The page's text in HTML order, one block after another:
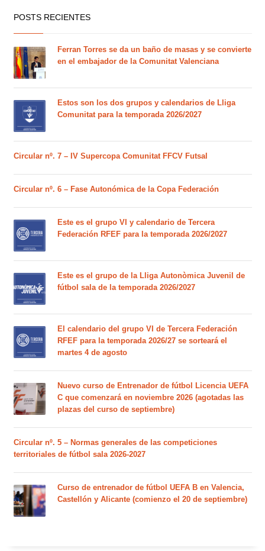
POSTS RECIENTES
Ferran Torres se da un baño de masas y se convierte
en el embajador de la Comunitat Valenciana
Estos son los dos grupos y calendarios de Lliga
Comunitat para la temporada 2026/2027
Circular nº. 7 – IV Supercopa Comunitat FFCV Futsal
Circular nº. 6 – Fase Autonómica de la Copa Federación
Este es el grupo VI y calendario de Tercera
Federación RFEF para la temporada 2026/2027
Este es el grupo de la Lliga Autonòmica Juvenil de
fútbol sala de la temporada 2026/2027
El calendario del grupo VI de Tercera Federación
RFEF para la temporada 2026/27 se sorteará el
martes 4 de agosto
Nuevo curso de Entrenador de fútbol Licencia UEFA
C que comenzará en noviembre 2026 (agotadas las
plazas del curso de septiembre)
Circular nº. 5 – Normas generales de las competiciones
territoriales de fútbol sala 2026-2027
Curso de entrenador de fútbol UEFA B en Valencia,
Castellón y Alicante (comienzo el 20 de septiembre)